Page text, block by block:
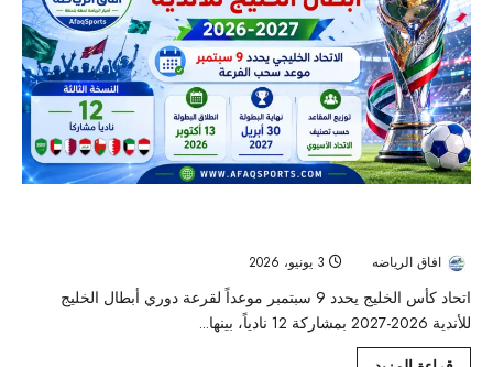
افاق الرياضه
اتحاد كأس الخليج يحدد 9 سبتمبر موعداً لقرعة دوري أبطال الخليج
للأندية 2026-2027 بمشاركة 12 نادياً، بينها...